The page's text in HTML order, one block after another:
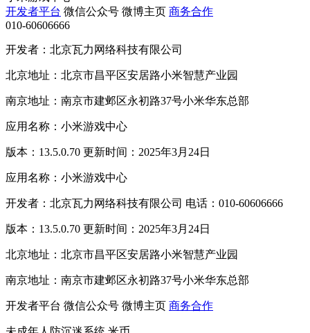
开发者平台 微信公众号 微博主页 商务合作
010-60606666
开发者：北京瓦力网络科技有限公司
北京地址：北京市昌平区安居路小米智慧产业园
南京地址：南京市建邺区永初路37号小米华东总部
应用名称：小米游戏中心
版本：13.5.0.70 更新时间：2025年3月24日
应用名称：小米游戏中心
开发者：北京瓦力网络科技有限公司 电话：010-60606666
版本：13.5.0.70 更新时间：2025年3月24日
北京地址：北京市昌平区安居路小米智慧产业园
南京地址：南京市建邺区永初路37号小米华东总部
开发者平台 微信公众号 微博主页 商务合作